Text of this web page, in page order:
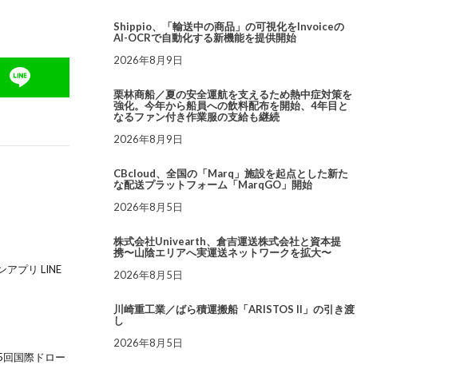
アプリ LINE
国際ドロー
Shippio、「輸送中の商品」の可視化をInvoiceの
AI-OCRで自動化する新機能を提供開始
2026年8月9日
栗林商船／夏の安全運航を支えるため熱中症対策を
強化。今年から船員への飲料配布を開始、4年目と
なるファン付き作業服の支給も継続
2026年8月9日
CBcloud、全国の「Marq」施設を起点とした新た
な配送プラットフォーム「MarqGO」開始
2026年8月5日
株式会社Univearth、倉吉運送株式会社と資本提
携〜山陰エリアへ実運送ネットワークを拡大〜
2026年8月5日
川崎重工業／ばら積運搬船「ARISTOS II」の引き渡
し
2026年8月5日